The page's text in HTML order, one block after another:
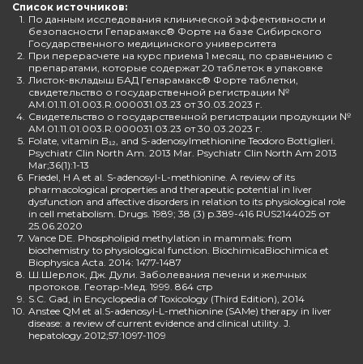
Список источников:
1. По данным исследования клинической эффективности и
безопасности Гепарамакс® Форте на базе Сибирского
Государственного медицинского университета
2. При перерасчете на курс приема 1 месяц, по сравнению с
препаратами, которые содержат 20 таблеток в упаковке
3. Листок-вкладыш БАД Гепарамакс® Форте таблетки,
свидетельство о государственной регистрации №
AM.01.11.01.003.R.000031.03.23 от 30.03.2023 г.
4. Свидетельство о государственной регистрации продукции №
AM.01.11.01.003.R.000031.03.23 от 30.03.2023 г.
5. Folate, vitamin B₁₂, and S-adenosylmethionine Teodoro Bottiglieri.
Psychiatr Clin North Am. 2013 Mar. Psychiatr Clin North Am 2013
Mar;36(1):1-13
6. Friedel, H A et al. S-adenosyl-L-methionine. A review of its
pharmacological properties and therapeutic potential in liver
dysfunction and affective disorders in relation to its physiological role
in cell metabolism. Drugs. 1989; 38 (3) p.389-416 RUS2144025 от
25.06.2020
7. Vance DE. Phospholipid methylation in mammals: from
biochemistry to physiological function. BiochimicaBiochimica et
Biophysica Acta. 2014: 1477-1487
8. Ш.Шерлок, Дж. Дули. Заболевания печени и желчных
протоков. Геотар-Мед. 1999. 864 стр
9. S.C. Gad, in Encyclopedia of Toxicology (Third Edition), 2014
10. Anstee QM et al.S-adenosyl-L-methionine (SAMe) therapy in liver
disease: a review of current evidence and clinical utility. J.
hepatology.2012;57:1097-1109